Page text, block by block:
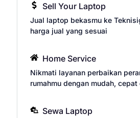
Sell Your Laptop
Jual laptop bekasmu ke
harga jual yang sesuai
Home Service
Nikmati layanan perbaikan
rumahmu dengan mudah,
Sewa Laptop